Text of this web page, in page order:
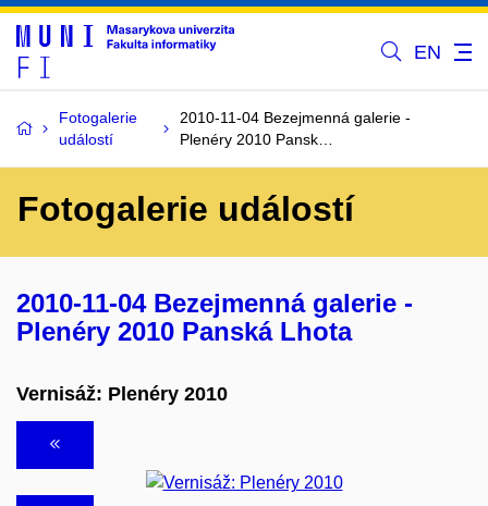
EN
Fotogalerie
událostí
2010-11-04 Bezejmenná galerie -
Plenéry 2010 Pansk…
Fotogalerie událostí
2010-11-04 Bezejmenná galerie -
Plenéry 2010 Panská Lhota
Vernisáž: Plenéry 2010